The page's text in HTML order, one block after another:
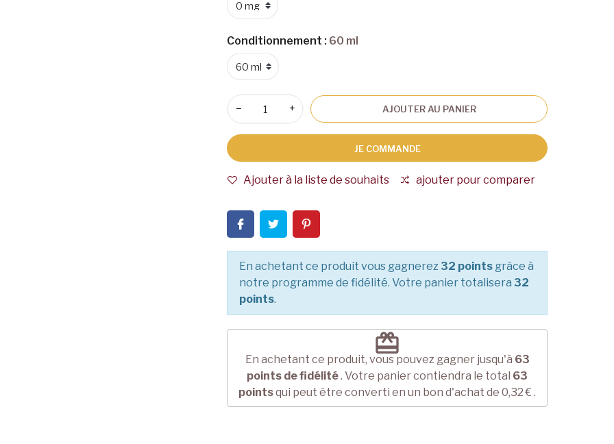
Conditionnement : 60 ml
− + AJOUTER AU PANIER
JE COMMANDE
Ajouter à la liste de souhaits ajouter pour comparer
En achetant ce produit vous gagnerez 32 pointsgrâce à
notre programme de fidélité. Votre panier totalisera 32
points.
redeem
En achetant ce produit, vous pouvez gagner jusqu'à 63
points de fidélité. Votre panier contiendra le total 63
pointsqui peut être converti en un bon d'achat de0,32 € .